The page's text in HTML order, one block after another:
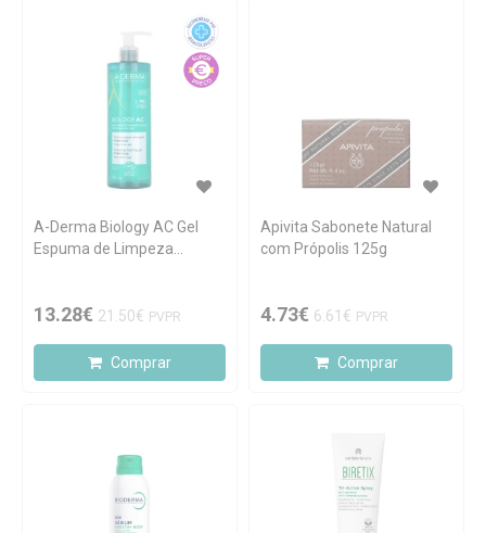
A-Derma Biology AC Gel
Espuma de Limpeza
13.28€ 21.50€ PVPR
Comprar
Apivita Sabonete Natural
com Própolis 125g
4.73€ 6.61€ PVPR
Comprar